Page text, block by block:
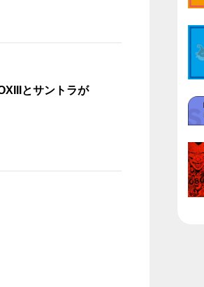
とサントラが